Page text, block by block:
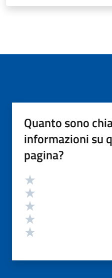
Quanto sono
informazioni su
pagina?
Valutazione